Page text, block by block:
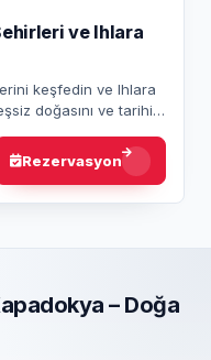
ve Ihlara
keşfedin ve Ihlara
doğasını ve tarihini
Rezervasyon
– Doğa